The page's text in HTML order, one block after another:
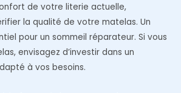
de votre literie actuelle,
la qualité de votre matelas. Un
pour un sommeil réparateur. Si vous
envisagez d’investir dans un
à vos besoins.